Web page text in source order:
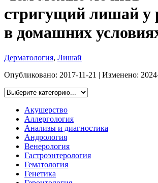
стригущий лишай у
в домашних
Дерматология, Лишай
Опубликовано: 2017-11-21 | Изменено:
Акушерство
Аллергология
Анализы и диагностика
Андрология
Венерология
Гастроэнтерология
Гематология
Генетика